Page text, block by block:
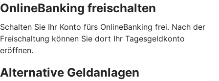
OnlineBanking freischalten
Schalten Sie Ihr Konto fürs OnlineBanking frei. Nach der
Freischaltung können Sie dort Ihr Tagesgeldkonto
eröffnen.
Alternative Geldanlagen